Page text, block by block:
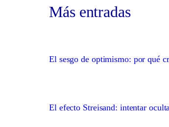
Más entradas
El sesgo de optimismo: por qué
El efecto Streisand: intentar